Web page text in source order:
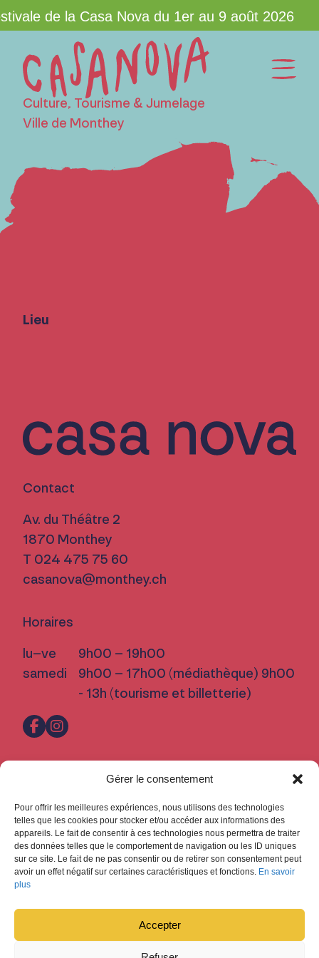
Gérer le consentement
Pour offrir les meilleures expériences, nous utilisons des technologies
telles que les cookies pour stocker et/ou accéder aux informations des
appareils. Le fait de consentir à ces technologies nous permettra de traiter
des données telles que le comportement de navigation ou les ID uniques
sur ce site. Le fait de ne pas consentir ou de retirer son consentement peut
avoir un effet négatif sur certaines caractéristiques et fonctions. En savoir
plus
Accepter
de la Casa Nova du 1er au 9 août 2026
Culture, Tourisme & Jumelage
Ville de Monthey
Lieu
Contact
Av. du Théâtre 2
1870 Monthey
T 024 475 75 60
casanova@monthey.ch
Horaires
lu–ve
samedi
9h00 – 19h00
9h00 – 17h00 (médiathèque) 9h00
- 13h (tourisme et billetterie)
Nous trouver
Inscription Newsletter
Fermetures
Design : Ludovic Chappex & Cédric Raccio
Développement :